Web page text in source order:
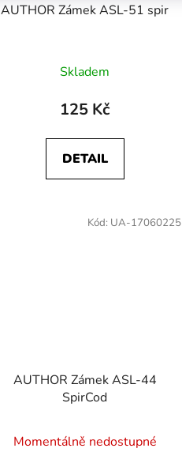
AUTHOR Zámek ASL-51 spir
Skladem
125 Kč
DETAIL
AUTHOR Zámek ASL-44
SpirCod
Momentálně nedostupné
Kód: UA-17060225